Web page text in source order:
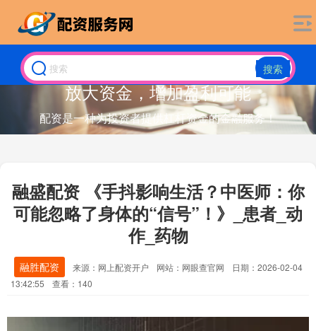
搜索
放大资金，增加盈利可能
配资是一种为投资者提供杠杆资金的金融服务！
融盛配资 《手抖影响生活？中医师：你
可能忽略了身体的“信号”！》_患者_动
作_药物
融胜配资 来源：网上配资开户 网站：网眼查官网
日期：2026-02-04
13:42:55
查看：140